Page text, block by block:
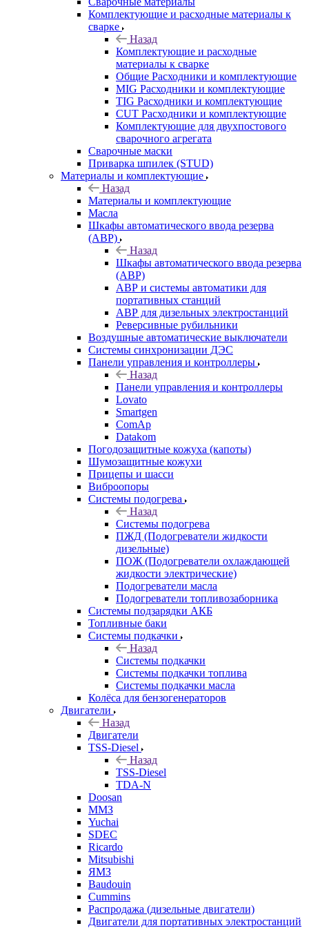
Комплектующие и расходные материалы к
сварке
Назад
Комплектующие и расходные
материалы к сварке
Общие Расходники и комплектующие
MIG Расходники и комплектующие
TIG Расходники и комплектующие
CUT Расходники и комплектующие
Комплектующие для двухпостового
сварочного агрегата
Сварочные маски
Приварка шпилек (STUD)
Материалы и комплектующие
Назад
Материалы и комплектующие
Масла
Шкафы автоматического ввода резерва
(АВР)
Назад
Шкафы автоматического ввода резерва
(АВР)
АВР и системы автоматики для
портативных станций
АВР для дизельных электростанций
Реверсивные рубильники
Воздушные автоматические выключатели
Системы синхронизации ДЭС
Панели управления и контроллеры
Назад
Панели управления и контроллеры
Lovato
Smartgen
ComAp
Datakom
Погодозащитные кожуха (капоты)
Шумозащитные кожухи
Прицепы и шасси
Виброопоры
Системы подогрева
Назад
Системы подогрева
ПЖД (Подогреватели жидкости
дизельные)
ПОЖ (Подогреватели охлаждающей
жидкости электрические)
Подогреватели масла
Подогреватели топливозаборника
Системы подзарядки АКБ
Топливные баки
Системы подкачки
Назад
Системы подкачки
Системы подкачки топлива
Системы подкачки масла
Колёса для бензогенераторов
Двигатели
Назад
Двигатели
TSS-Diesel
Назад
TSS-Diesel
TDA-N
Doosan
ММЗ
Yuchai
SDEC
Ricardo
Mitsubishi
ЯМЗ
Baudouin
Cummins
Распродажа (дизельные двигатели)
Двигатели для портативных электростанций